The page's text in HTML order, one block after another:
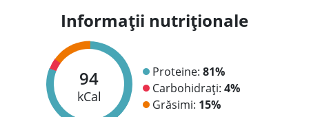
Informații nutriționale
94
kCal
Proteine: 81%
Carbohidrați: 4%
Grăsimi: 15%